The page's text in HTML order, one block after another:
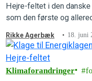
Hejre-feltet i den
som den første og
betyde for mennesker,
Greenpeace har derfor
Rikke Agerbæk 18. juni
Klimaforandringer